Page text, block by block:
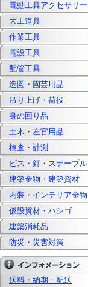
電動工具アクセサリー
大工道具
作業工具
電設工具
配管工具
造園・園芸用品
吊り上げ・荷役
身の回り品
土木・左官用品
検査・計測
ビス・釘・ステープル
建築金物・建築資材
内装・インテリア金物
仮設資材・ハシゴ
建築消耗品
防災・災害対策
送料・納期・配送